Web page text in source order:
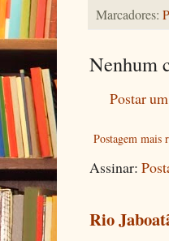
Marcadores:
Nenhum
Postar
Postagem mais
Assinar:
Rio